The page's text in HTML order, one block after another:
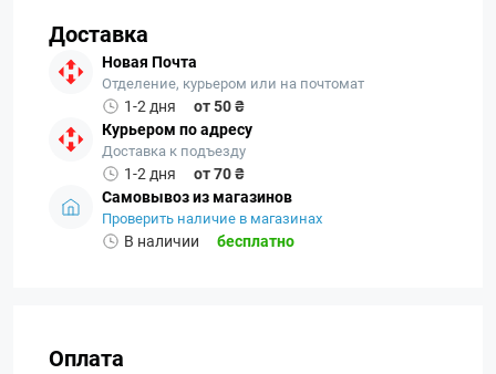
Доставка
Новая Почта
Отделение, курьером или на почтомат
1-2 дня
от 50 ₴
Курьером по адресу
Доставка к подъезду
1-2 дня
от 70 ₴
Самовывоз из магазинов
Проверить наличие в магазинах
В наличии бесплатно
Оплата